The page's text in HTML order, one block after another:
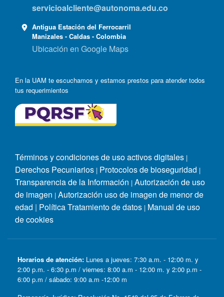
servicioalcliente@autonoma.edu.co
Antigua Estación del Ferrocarril
Manizales - Caldas - Colombia
Ubicación en Google Maps
En la UAM te escuchamos y estamos prestos para atender todos
tus requerimientos
Términos y condiciones de uso activos digitales |
Derechos Pecuniarios | Protocolos de bioseguridad |
Transparencia de la Información | Autorización de uso
de imagen | Autorización uso de imagen de menor de
edad | Política Tratamiento de datos | Manual de uso
de cookies
Horarios de atención: Lunes a jueves: 7:30 a.m. - 12:00 m. y
2:00 p.m. - 6:30 p.m / viernes: 8:00 a.m - 12:00 m. y 2:00 p.m -
6:00 p.m / sábado: 9:00 a.m -12:00 m